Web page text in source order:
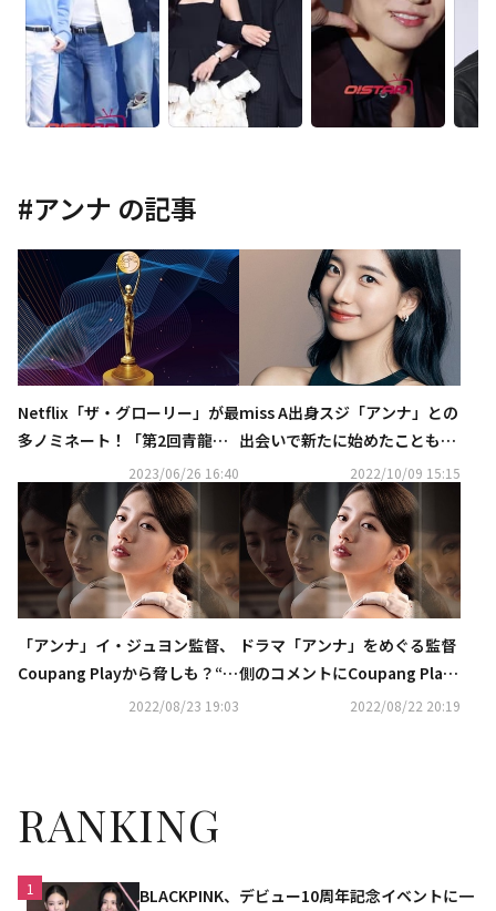
#アンナ の記事
Netflix「ザ・グローリー」が最
多ノミネート！「第2回青龍シ
リーズアワード」最終候補を発
2023/06/26 16:40
miss A出身スジ「アンナ」との
出会いで新たに始めたことも？
役作りについて語る“日記で感
情を記録した”
2022/10/09 15:15
「アンナ」イ・ジュヨン監督、
Coupang Playから脅しも？“同
意しなければ虚偽の公式コメン
2022/08/23 19:03
ドラマ「アンナ」をめぐる監督
側のコメントにCoupang Play
が再び反論“一括謝罪は事実と
2022/08/22 20:19
RANKING
1
BLACKPINK、デビュー10周年記念イベントに一